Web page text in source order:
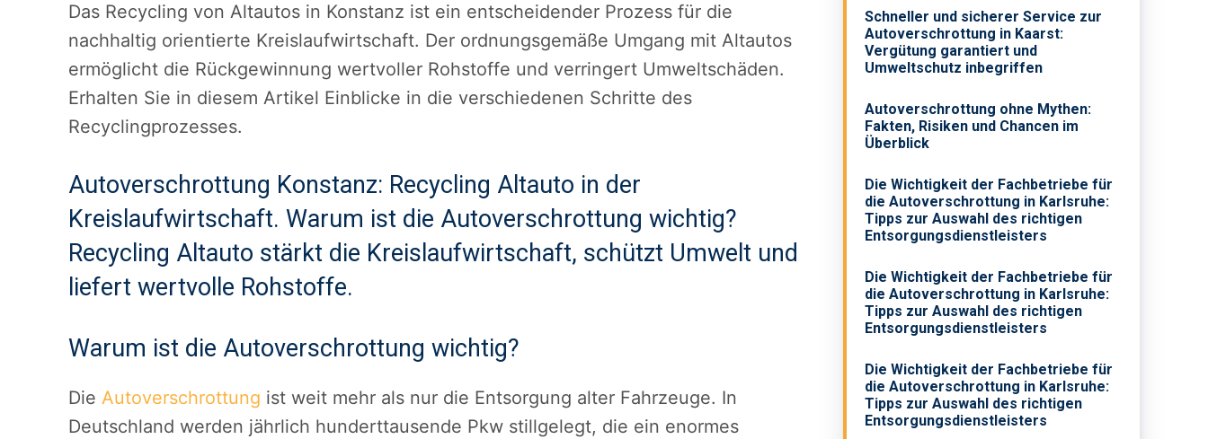
Das Recycling von Altautos in Konstanz ist ein entscheidender Prozess für die
nachhaltig orientierte Kreislaufwirtschaft. Der ordnungsgemäße Umgang mit Altautos
ermöglicht die Rückgewinnung wertvoller Rohstoffe und verringert Umweltschäden.
Erhalten Sie in diesem Artikel Einblicke in die verschiedenen Schritte des
Recyclingprozesses.
Autoverschrottung Konstanz: Recycling Altauto in der
Kreislaufwirtschaft. Warum ist die Autoverschrottung wichtig?
Recycling Altauto stärkt die Kreislaufwirtschaft, schützt Umwelt und
liefert wertvolle Rohstoffe.
Warum ist die Autoverschrottung wichtig?
Die Autoverschrottung ist weit mehr als nur die Entsorgung alter Fahrzeuge. In
Deutschland werden jährlich hunderttausende Pkw stillgelegt, die ein enormes
Schneller und sicherer Service zur
Autoverschrottung in Kaarst:
Vergütung garantiert und
Umweltschutz inbegriffen
Autoverschrottung ohne Mythen:
Fakten, Risiken und Chancen im
Überblick
Die Wichtigkeit der Fachbetriebe für
die Autoverschrottung in Karlsruhe:
Tipps zur Auswahl des richtigen
Entsorgungsdienstleisters
Die Wichtigkeit der Fachbetriebe für
die Autoverschrottung in Karlsruhe:
Tipps zur Auswahl des richtigen
Entsorgungsdienstleisters
Die Wichtigkeit der Fachbetriebe für
die Autoverschrottung in Karlsruhe:
Tipps zur Auswahl des richtigen
Entsorgungsdienstleisters